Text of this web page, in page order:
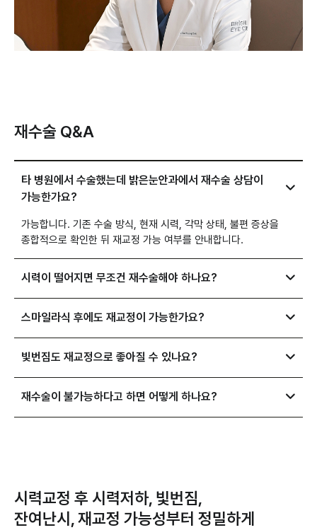
재수술 Q&A
타 병원에서 수술했는데 밝은눈안과에서 재수술 상담이
가능한가요?
가능합니다. 기존 수술 방식, 현재 시력, 각막 상태, 불편 증상을
종합적으로 확인한 뒤 재교정 가능 여부를 안내합니다.
시력이 떨어지면 무조건 재수술해야 하나요?
스마일라식 후에도 재교정이 가능한가요?
빛번짐도 재교정으로 좋아질 수 있나요?
재수술이 불가능하다고 하면 어떻게 하나요?
시력교정 후 시력저하, 빛번짐,
잔여난시, 재교정 가능성부터 정밀하게